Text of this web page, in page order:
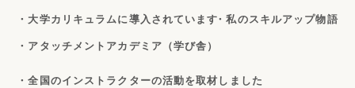
・大学カリキュラムに導入されています・私のスキルアップ物語
・アタッチメントアカデミア（学び舎）
・全国のインストラクターの活動を取材しました